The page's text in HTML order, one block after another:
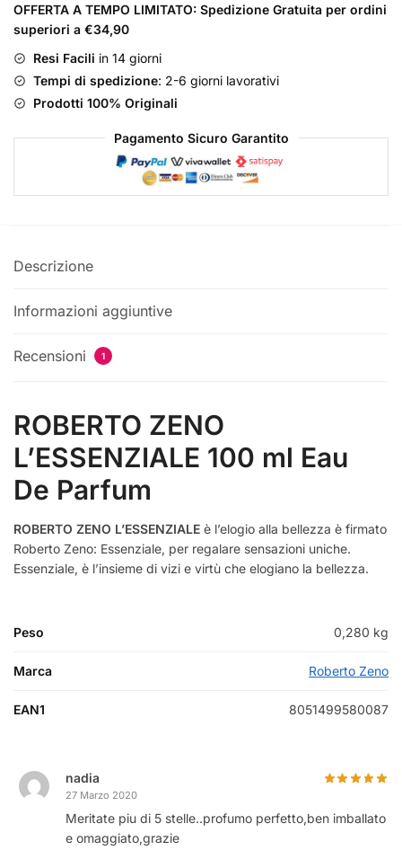
Eau
De
Parfum
+
OMAGGIO
OFFERTA A TEMPO LIMITATO: Spedizione Gratuita per ordini
superiori a €34,90
Resi Facili in 14 giorni
Tempi di spedizione: 2-6 giorni lavorativi
Prodotti 100% Originali
Pagamento Sicuro Garantito
Descrizione
Informazioni aggiuntive
Recensioni 1
ROBERTO ZENO
L’ESSENZIALE 100 ml Eau
De Parfum
ROBERTO ZENO L’ESSENZIALE è l’elogio alla bellezza è firmato
Roberto Zeno: Essenziale, per regalare sensazioni uniche.
Essenziale, è l’insieme di vizi e virtù che elogiano la bellezza.
Peso 0,280 kg
Marca Roberto Zeno
EAN1 8051499580087
nadia
27 Marzo 2020
Meritate piu di 5 stelle..profumo perfetto,ben imballato
e omaggiato,grazie